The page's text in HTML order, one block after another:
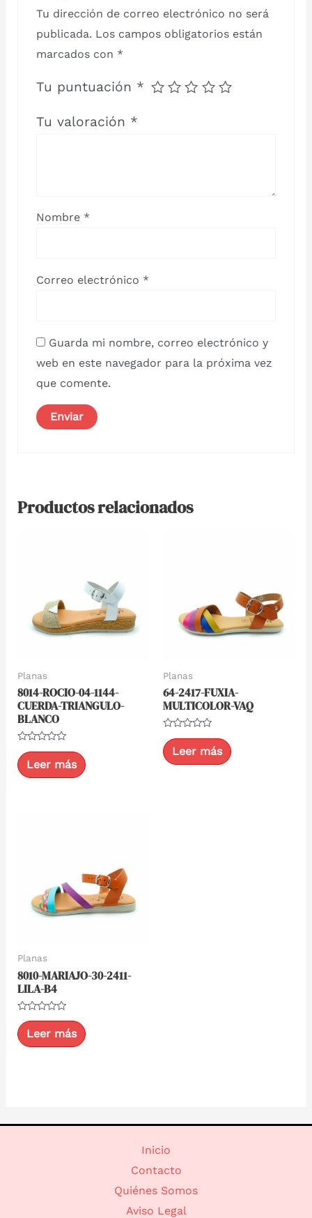
Tu dirección de correo electrónico no será
publicada. Los campos obligatorios están
marcados con *
Tu puntuación *
Tu valoración *
Nombre *
Correo electrónico *
Guarda mi nombre, correo electrónico y
web en este navegador para la próxima vez
que comente.
Productos relacionados
Planas
8014-ROCIO-04-1144-
CUERDA-TRIANGULO-
BLANCO
Valorado
con
0
de
Leer más
Planas
64-2417-FUXIA-
MULTICOLOR-VAQ
Valorado
con
0
de
Leer más
Planas
8010-MARIAJO-30-2411-
LILA-B4
Valorado
con
0
de
Leer más
Inicio
Contacto
Quiénes Somos
Aviso Legal